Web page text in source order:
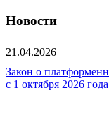
Новости
21.04.2026
Закон о
с 1 октября 2026 года